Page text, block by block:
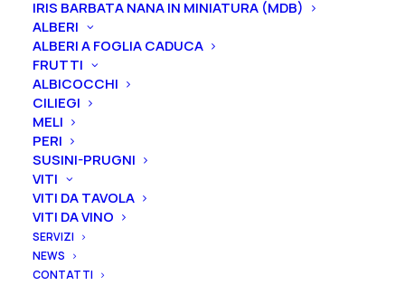
IRIS BARBATA NANA IN MINIATURA (MDB)
ALBERI
ALBERI A FOGLIA CADUCA
FRUTTI
ALBICOCCHI
CILIEGI
MELI
PERI
SUSINI-PRUGNI
VITI
VITI DA TAVOLA
VITI DA VINO
SERVIZI
NEWS
CONTATTI
periodo che va
Formato
Iris
germanica
"Moustache
Rose"Ordina subito questo prodotto!
Puoi acquistare ora questo prodotto contattandoci e